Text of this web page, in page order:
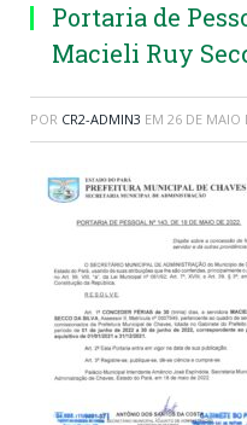
Portaria de
Macieli Ruy
POR CR2-ADMIN3 EM 26 DE MAIO